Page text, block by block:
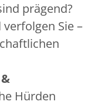
prägend?
verfolgen Sie –
Hürden